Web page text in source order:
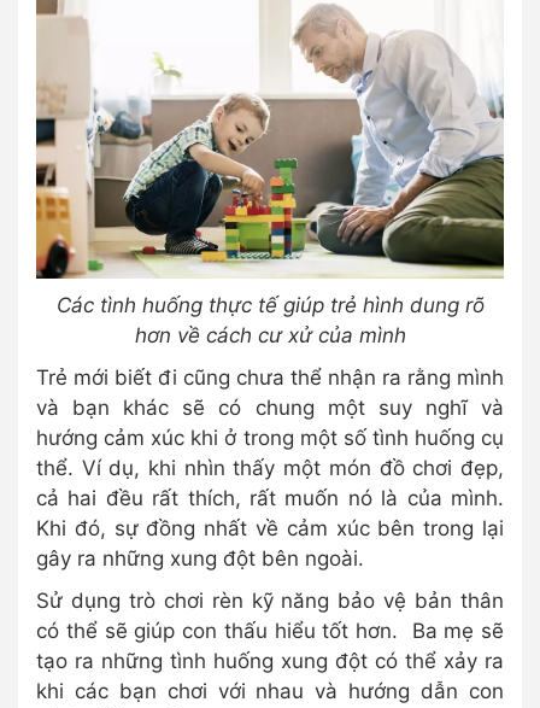
Các tình huống thực tế giúp trẻ hình dung rõ
hơn về cách cư xử của mình
Trẻ mới biết đi cũng chưa thể nhận ra rằng mình
và bạn khác sẽ có chung một suy nghĩ và
hướng cảm xúc khi ở trong một số tình huống cụ
thể. Ví dụ, khi nhìn thấy một món đồ chơi đẹp,
cả hai đều rất thích, rất muốn nó là của mình.
Khi đó, sự đồng nhất về cảm xúc bên trong lại
gây ra những xung đột bên ngoài.
Sử dụng trò chơi rèn kỹ năng bảo vệ bản thân
có thể sẽ giúp con thấu hiểu tốt hơn. Ba mẹ sẽ
tạo ra những tình huống xung đột có thể xảy ra
khi các bạn chơi với nhau và hướng dẫn con